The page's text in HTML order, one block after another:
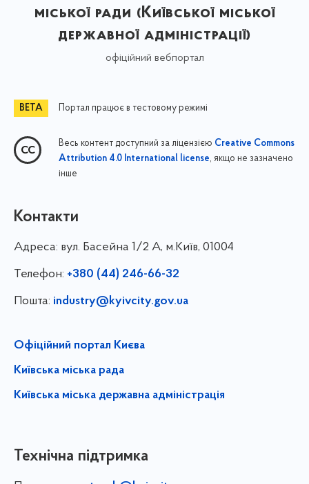
міської ради (Київської міської
державної адміністрації)
офіційний вебпортал
Портал працює в тестовому режимі
Весь контент доступний за ліцензією Creative Commons
Attribution 4.0 International license, якщо не зазначено
інше
Контакти
Адреса: вул. Басейна 1/⁠2 А, м.Київ, 01004
Телефон: +380 (44) 246-66-32
Пошта: industry@kyivcity.gov.ua
Офіційний портал Києва
Київська міська рада
Київська міська державна адміністрація
Технічна підтримка